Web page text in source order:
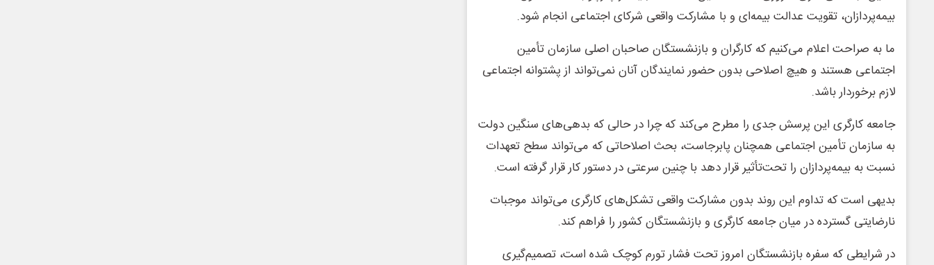
بیمه‌پردازان، تقویت عدالت بیمه‌ای و با مشارکت واقعی شرکای اجتماعی انجام شود.
ما به صراحت اعلام می‌کنیم که کارگران و بازنشستگان صاحبان اصلی سازمان تأمین
اجتماعی هستند و هیچ اصلاحی بدون حضور نمایندگان آنان نمی‌تواند از پشتوانه اجتماعی
لازم برخوردار باشد.
جامعه کارگری این پرسش جدی را مطرح می‌کند که چرا در حالی که بدهی‌های سنگین دولت
به سازمان تأمین اجتماعی همچنان پابرجاست، بحث اصلاحاتی که می‌تواند سطح تعهدات
نسبت به بیمه‌پردازان را تحت‌تأثیر قرار دهد با چنین سرعتی در دستور کار قرار گرفته است.
بدیهی است که تداوم این روند بدون مشارکت واقعی تشکل‌های کارگری می‌تواند موجبات
نارضایتی گسترده در میان جامعه کارگری و بازنشستگان کشور را فراهم کند.
در شرایطی که سفره بازنشستگان امروز تحت فشار تورم کوچک شده است، تصمیم‌گیری